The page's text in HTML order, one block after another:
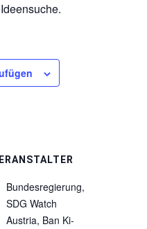
Bundesregierung,
SDG Watch
Austria, Ban Ki-